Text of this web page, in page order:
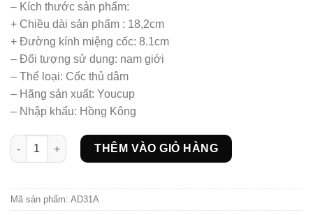
– Kích thước sản phẩm:
+ Chiều dài sản phẩm : 18,2cm
+ Đường kính miệng cốc: 8.1cm
– Đối tượng sử dụng: nam giới
– Thể loại: Cốc thủ dâm
– Hãng sản xuất: Youcup
– Nhập khẩu: Hồng Kông
Cốc thủ dâm sử dụng trong môi trường nước số lượng
THÊM VÀO GIỎ HÀNG
Mã sản phẩm: AD31A